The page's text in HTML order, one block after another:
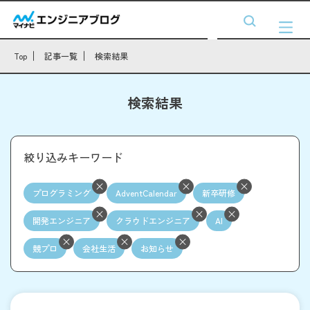
Top 記事一覧 検索結果
検索結果
絞り込みキーワード
プログラミング AdventCalendar 新卒研修
開発エンジニア クラウドエンジニア AI
競プロ 会社生活 お知らせ